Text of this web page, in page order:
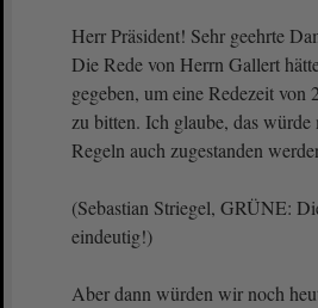
Herr Präsident! Sehr geehrte
Die Rede von Herrn Gallert
gegeben, um eine Redezeit von
zu bitten. Ich glaube, das
Regeln auch zugestanden
(Sebastian Striegel, GRÜNE:
eindeutig!)
Aber dann würden wir noch